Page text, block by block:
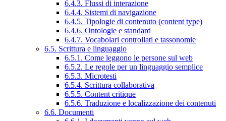
6.4.3. Flussi di interazione
6.4.4. Sistemi di navigazione
6.4.5. Tipologie di contenuto (content type)
6.4.6. Ontologie e standard
6.4.7. Vocabolari controllati e tassonomie
6.5. Scrittura e linguaggio
6.5.1. Come leggono le persone sul web
6.5.2. Le regole per un linguaggio semplice
6.5.3. Microtesti
6.5.4. Scrittura collaborativa
6.5.5. Content critique
6.5.6. Traduzione e localizzazione dei contenuti
6.6. Documenti